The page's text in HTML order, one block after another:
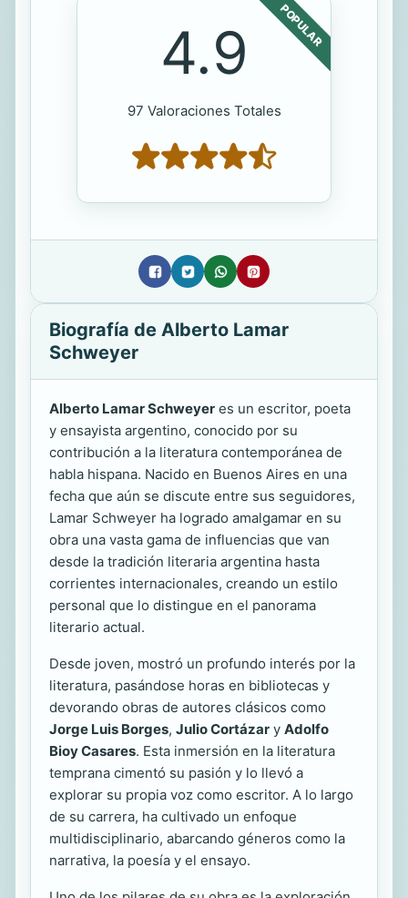
POPULAR
4.9
97 Valoraciones Totales
Biografía de Alberto Lamar
Schweyer
Alberto Lamar Schweyer es un escritor, poeta
y ensayista argentino, conocido por su
contribución a la literatura contemporánea de
habla hispana. Nacido en Buenos Aires en una
fecha que aún se discute entre sus seguidores,
Lamar Schweyer ha logrado amalgamar en su
obra una vasta gama de influencias que van
desde la tradición literaria argentina hasta
corrientes internacionales, creando un estilo
personal que lo distingue en el panorama
literario actual.
Desde joven, mostró un profundo interés por la
literatura, pasándose horas en bibliotecas y
devorando obras de autores clásicos como
Jorge Luis Borges, Julio Cortázar y Adolfo
Bioy Casares. Esta inmersión en la literatura
temprana cimentó su pasión y lo llevó a
explorar su propia voz como escritor. A lo largo
de su carrera, ha cultivado un enfoque
multidisciplinario, abarcando géneros como la
narrativa, la poesía y el ensayo.